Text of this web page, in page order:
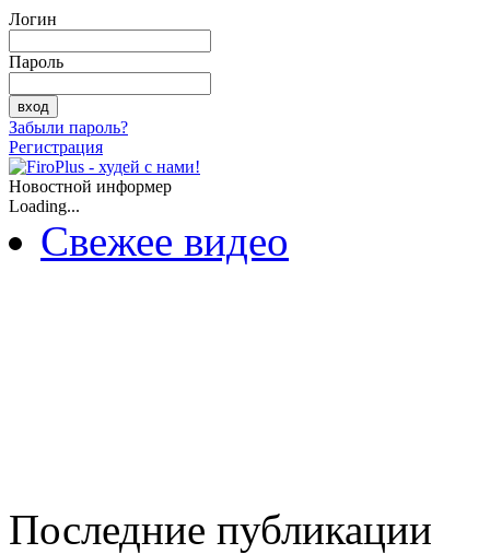
Логин
Пароль
Забыли пароль?
Регистрация
Новостной информер
Loading...
Свежее видео
Последние публикации